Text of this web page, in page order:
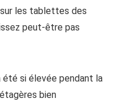
les tablettes des
peut-être pas
si élevée pendant la
bien